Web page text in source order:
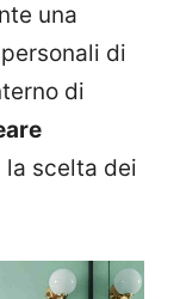
una
di
di
la scelta dei